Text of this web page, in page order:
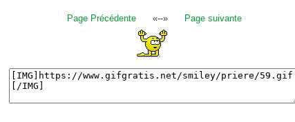
Page Précédente«--» Page suivante